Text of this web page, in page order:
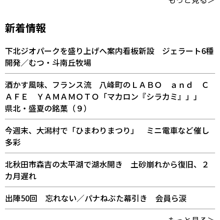
新着情報
下北ジオパークを盛り上げへ案内看板新設 ジェラート6種
開発／むつ・斗南丘牧場
酒かす風味、フランス流 八峰町のＬＡＢＯ ａｎｄ Ｃ
ＡＦＥ ＹＡＭＡＭＯＴＯ「マカロン『シラカミ』」」
県北・盛夏の銘菓（９）
今週末、大潟村で「ひまわりまつり」 ミニ電車など催し
多彩
北秋田市森吉の太平湖で湖水開き 土砂崩れから復旧、２
カ月遅れ
出陣50回 忘れない／パナねぶた幕引き 会員ら涙